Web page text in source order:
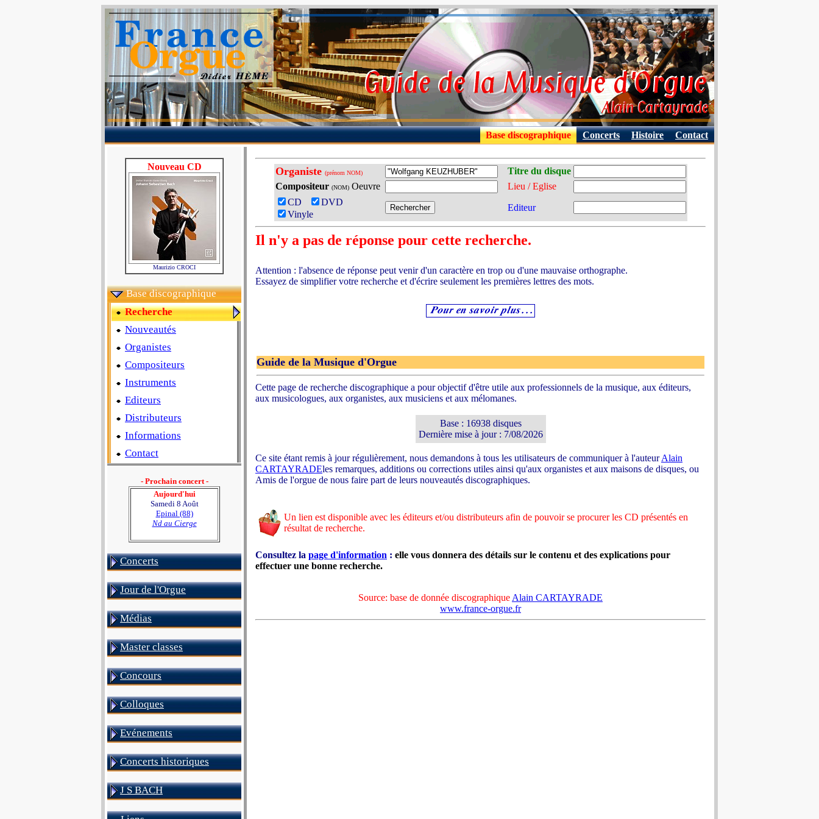
Base discographique Concerts Histoire Contact
Nouveau CD
Maurizio CROCI
Base discographique
Recherche
Nouveautés
Organistes
Compositeurs
Instruments
Editeurs
Distributeurs
Informations
Contact
- Prochain concert -
Aujourd'hui
Samedi 8 Août
Epinal (88)
Nd au Cierge
Concerts
Jour de l'Orgue
Médias
Master classes
Concours
Colloques
Evénements
Concerts historiques
J S BACH
Organiste (prénom NOM)
Titre du disque
Compositeur (NOM)Oeuvre
Lieu / Eglise
CD
DVD
Vinyle
Editeur
Il n'y a pas de réponse pour cette recherche.
Attention : l'absence de réponse peut venir d'un caractère en trop ou d'une mauvaise orthographe.
Essayez de simplifier votre recherche et d'écrire seulement les premières lettres des mots.
Guide de la Musique d'Orgue
Cette page de recherche discographique a pour objectif d'être utile aux professionnels de la musique, aux éditeurs,
aux musicologues, aux organistes, aux musiciens et aux mélomanes.
Base : 16938 disques
Dernière mise à jour : 7/08/2026
Ce site étant remis à jour régulièrement, nous demandons à tous les utilisateurs de communiquer à l'auteurAlain
CARTAYRADEles remarques, additions ou corrections utiles ainsi qu'aux organistes et aux maisons de disques, ou
Amis de l'orgue de nous faire part de leurs nouveautés discographiques.
Un lien est disponible avec les éditeurs et/ou distributeurs afin de pouvoir se procurer les CD présentés en
résultat de recherche.
Consultez la page d'information : elle vous donnera des détails sur le contenu et des explications pour
effectuer une bonne recherche.
Source: base de donnée discographique Alain CARTAYRADE
www.france-orgue.fr